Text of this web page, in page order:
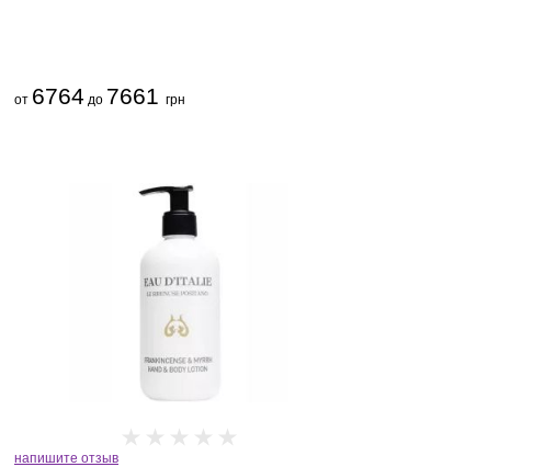
от 6764 до 7661 грн
напишите отзыв